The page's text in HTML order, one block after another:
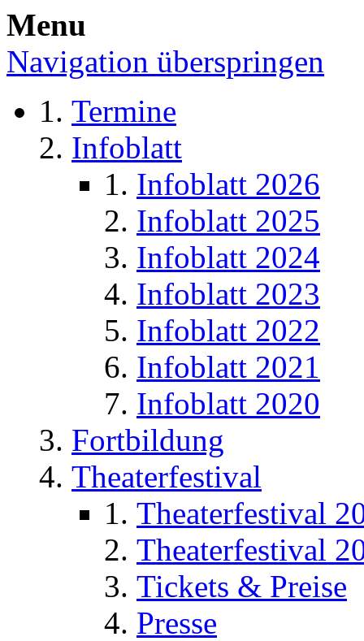
Menu
Navigation überspringen
Termine
Infoblatt
Infoblatt 2026
Infoblatt 2025
Infoblatt 2024
Infoblatt 2023
Infoblatt 2022
Infoblatt 2021
Infoblatt 2020
Fortbildung
Theaterfestival
Theaterfestival
Theaterfestival
Tickets & Preise
Presse